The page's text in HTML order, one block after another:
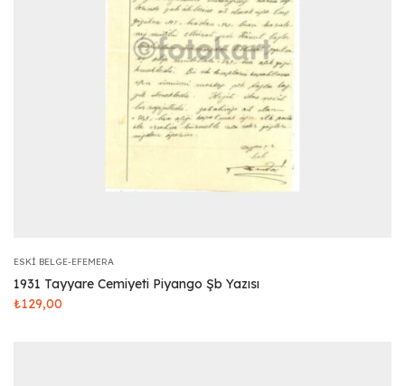
ESKI BELGE-EFEMERA
1931 Tayyare Cemiyeti Piyango Şb Yazısı
₺129,00